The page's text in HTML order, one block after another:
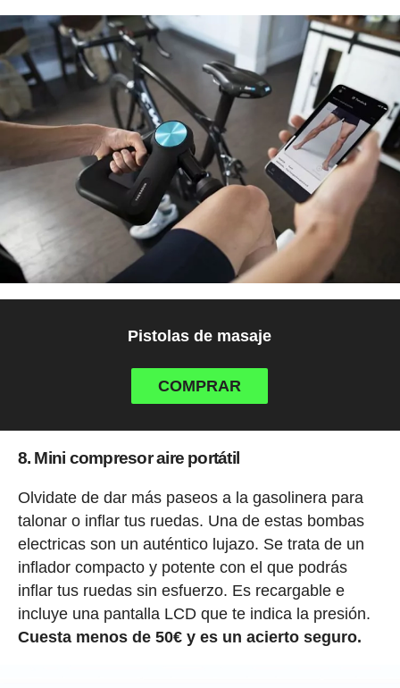
Pistolas de masaje
COMPRAR
8. Mini compresor aire portátil
Olvidate de dar más paseos a la gasolinera para
talonar o inflar tus ruedas. Una de estas bombas
electricas son un auténtico lujazo. Se trata de un
inflador compacto y potente con el que podrás
inflar tus ruedas sin esfuerzo. Es recargable e
incluye una pantalla LCD que te indica la presión.
Cuesta menos de 50€ y es un acierto seguro.